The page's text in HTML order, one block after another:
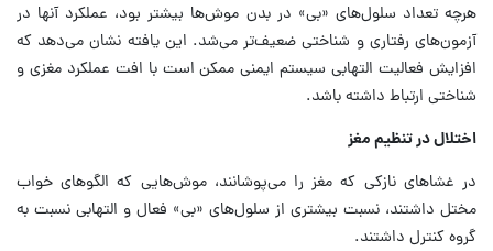
هرچه تعداد سلول‌های «بی» در بدن موش‌ها بیشتر بود، عملکرد آنها در
آزمون‌های رفتاری و شناختی ضعیف‌تر می‌شد. این یافته نشان می‌دهد که
افزایش فعالیت التهابی سیستم ایمنی ممکن است با افت عملکرد مغزی و
شناختی ارتباط داشته باشد.
اختلال در تنظیم مغز
در غشاهای نازکی که مغز را می‌پوشانند، موش‌هایی که الگوهای خواب
مختل داشتند، نسبت بیشتری از سلول‌های «بی» فعال و التهابی نسبت به
گروه کنترل داشتند.